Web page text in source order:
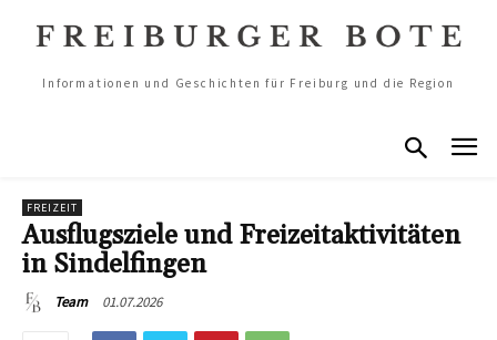
Informationen und Geschichten für Freiburg und die Region
FREIZEIT
Ausflugsziele und Freizeitaktivitäten
in Sindelfingen
Team 01.07.2026